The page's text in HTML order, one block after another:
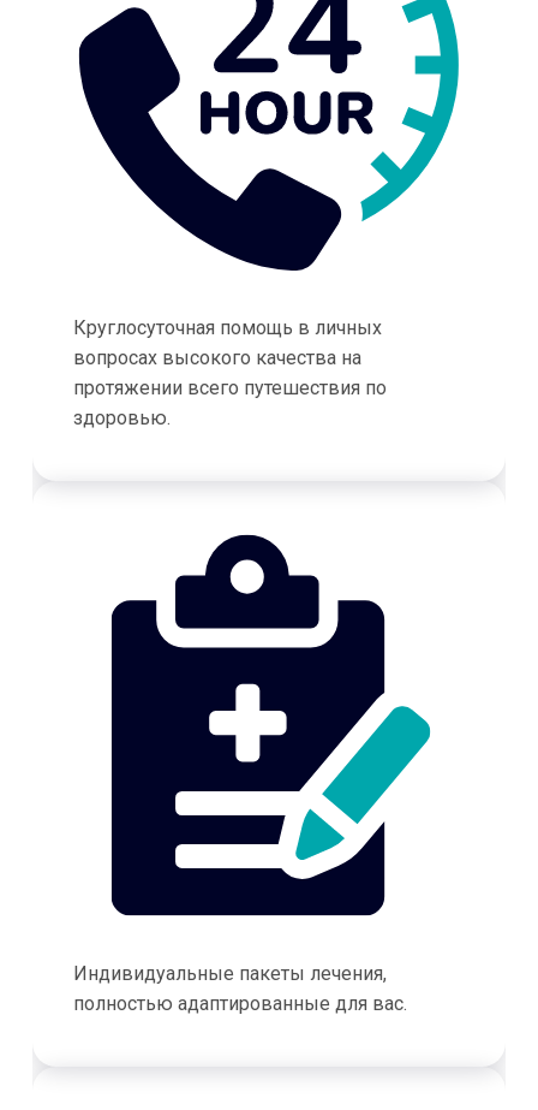
Круглосуточная помощь в личных
вопросах высокого качества на
протяжении всего путешествия по
здоровью.
Индивидуальные пакеты лечения,
полностью адаптированные для вас.